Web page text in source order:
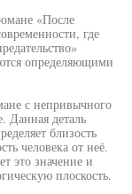
«После
где
определяющими
с непривычного
Данная деталь
близость
человека от неё.
это значение и
плоскость.